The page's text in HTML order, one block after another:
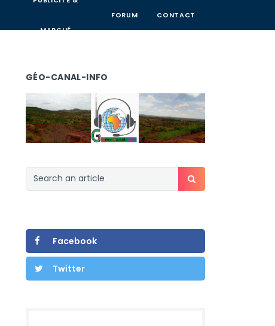
MARCHÉ
FORUM CONTACT
GÉO-CANAL-INFO
Facebook
Twitter